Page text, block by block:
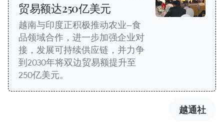
贸易额达250亿美元
越南与印度正积极推动农业—食
品领域合作，进一步加强企业对
接，发展可持续供应链，并力争
到2030年将双边贸易额提升至
250亿美元。
越通社